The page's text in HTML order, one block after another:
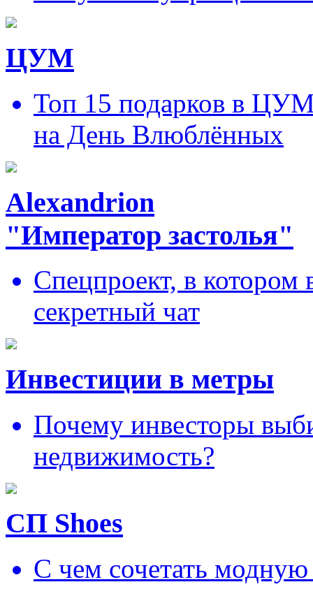
ЦУМ
Топ 15 подарков в
на День Влюблённых
Alexandrion
"Император застолья"
Спецпроект, в котором
секретный чат
Инвестиции в метры
Почему инвесторы
недвижимость?
СП Shoes
С чем сочетать модную